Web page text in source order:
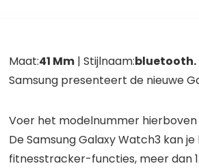
Maat:41 Mm| Stijlnaam:bluetooth.
Samsung presenteert de nieuwe
Voer het modelnummer
De Samsung Galaxy Watch3 kan
fitnesstracker-functies, meer dan